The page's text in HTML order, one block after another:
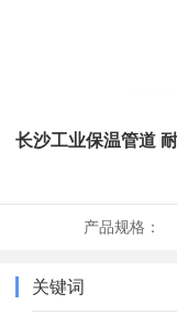
长沙工业保温管道
产品规格：
关键词